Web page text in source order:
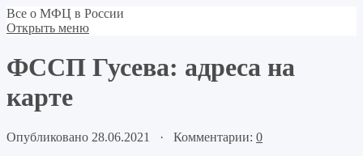
Все о МФЦ в России
Открыть меню
ФССП Гусева: адреса на
карте
Опубликовано 28.06.2021 · Комментарии: 0